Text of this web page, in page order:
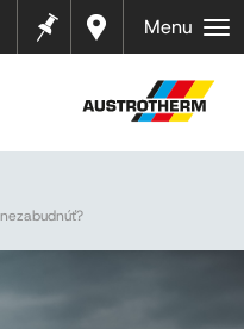
Najbliž
Pozná
mky
Menu